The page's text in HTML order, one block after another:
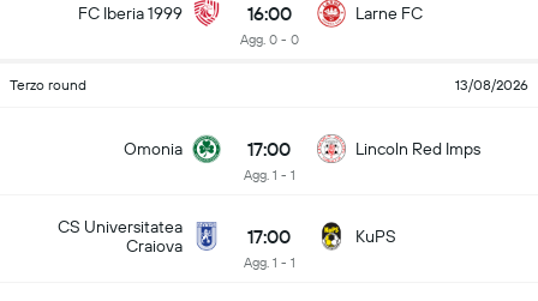
FC Iberia 1999 16:00
Agg. 0 - 0
Larne FC
Terzo round 13/08/2026
Omonia 17:00
Agg. 1 - 1
Lincoln Red Imps
CS Universitatea
Craiova
17:00
Agg. 1 - 1
KuPS